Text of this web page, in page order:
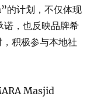
的计划，不仅体现
，也反映品牌希
积极参与本地社
Masjid